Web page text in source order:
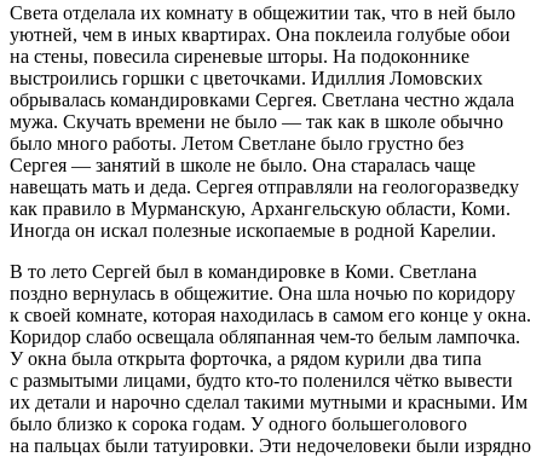
Света отделала их комнату в общежитии так, что в ней было
уютней, чем в иных квартирах. Она поклеила голубые обои
на стены, повесила сиреневые шторы. На подоконнике
выстроились горшки с цветочками. Идиллия Ломовских
обрывалась командировками Сергея. Светлана честно ждала
мужа. Скучать времени не было — так как в школе обычно
было много работы. Летом Светлане было грустно без
Сергея — занятий в школе не было. Она старалась чаще
навещать мать и деда. Сергея отправляли на геологоразведку
как правило в Мурманскую, Архангельскую области, Коми.
Иногда он искал полезные ископаемые в родной Карелии.
В то лето Сергей был в командировке в Коми. Светлана
поздно вернулась в общежитие. Она шла ночью по коридору
к своей комнате, которая находилась в самом его конце у окна.
Коридор слабо освещала обляпанная чем-то белым лампочка.
У окна была открыта форточка, а рядом курили два типа
с размытыми лицами, будто кто-то поленился чётко вывести
их детали и нарочно сделал такими мутными и красными. Им
было близко к сорока годам. У одного большеголового
на пальцах были татуировки. Эти недочеловеки были изрядно